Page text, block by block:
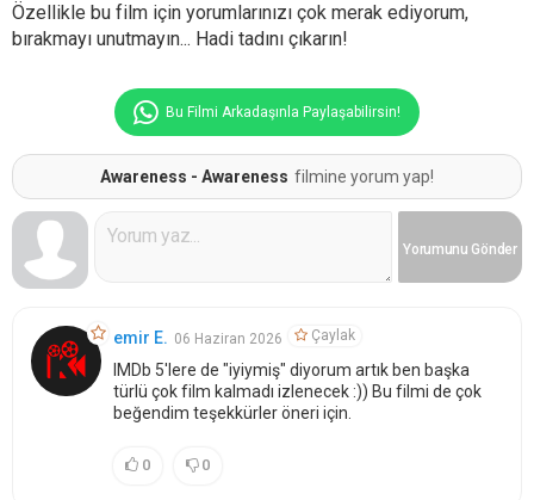
Özellikle bu film için yorumlarınızı çok merak ediyorum,
bırakmayı unutmayın... Hadi tadını çıkarın!
Bu Filmi Arkadaşınla Paylaşabilirsin!
Awareness - Awareness filmine yorum yap!
Yorumunu Gönder
emir E. 06 Haziran 2026 Çaylak
IMDb 5'lere de "iyiymiş" diyorum artık ben başka
türlü çok film kalmadı izlenecek :)) Bu filmi de çok
beğendim teşekkürler öneri için.
0 0